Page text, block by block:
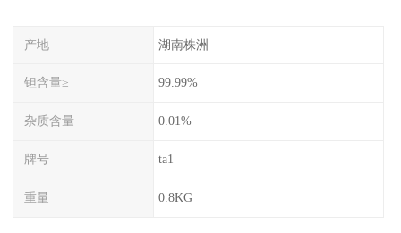
产地 湖南株洲
钽含量≥ 99.99%
杂质含量 0.01%
牌号 ta1
重量 0.8KG